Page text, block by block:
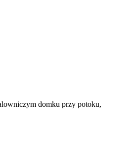
domku przy potoku,